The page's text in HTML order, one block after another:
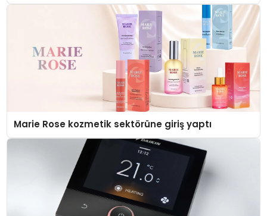
Düzenleyici Onaylarını Aldı
Marie Rose kozmetik sektörüne giriş yaptı